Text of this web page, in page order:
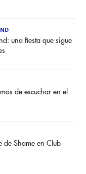
una fiesta que sigue
de escuchar en el
de Shame en Club